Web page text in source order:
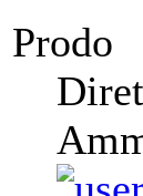
Prodo